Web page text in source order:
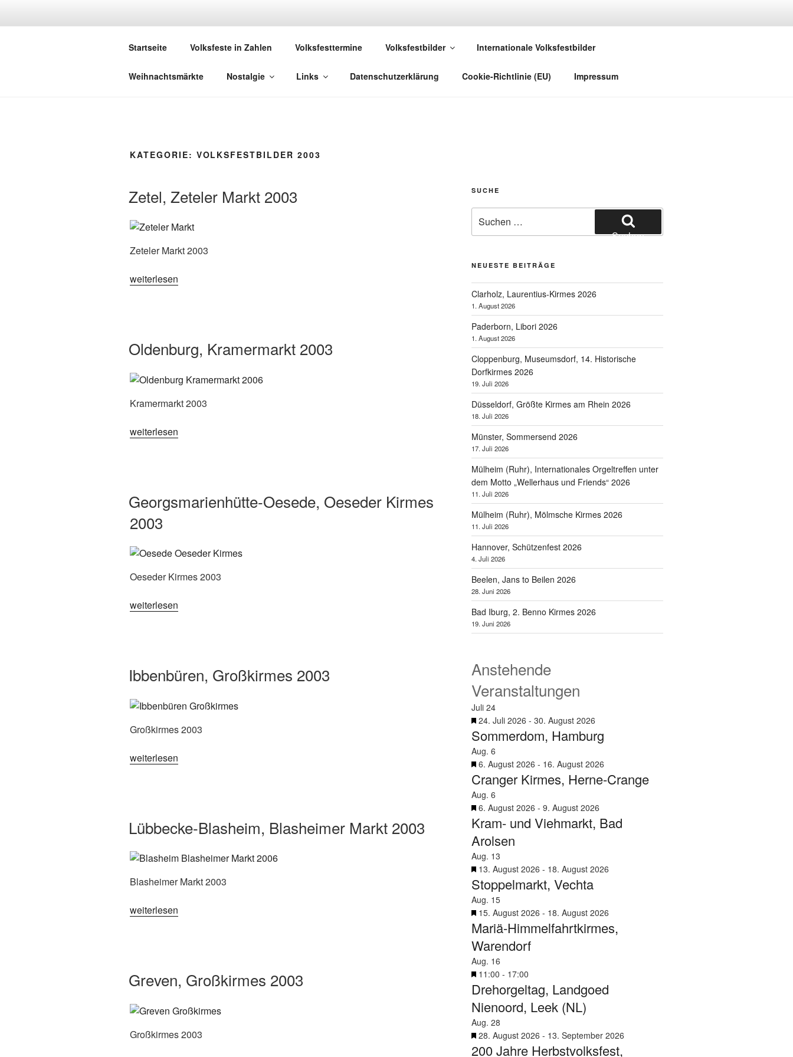
DEUTSCHE VOLKSFESTE
Startseite Volksfeste in Zahlen Volksfesttermine Volksfestbilder Internationale Volksfestbilder
Weihnachtsmärkte Nostalgie Links Datenschutzerklärung Cookie-Richtlinie (EU) Impressum
KATEGORIE: VOLKSFESTBILDER 2003
Zetel, Zeteler Markt 2003
Zeteler Markt 2003
„Zetel,
weiterlesen
Oldenburg, Kramermarkt 2003
Kramermarkt 2003
„Oldenburg,
weiterlesen
Georgsmarienhütte-Oesede, Oeseder Kirmes
2003
Oeseder Kirmes 2003
„Georgsmarienhütte-
weiterlesen
Ibbenbüren, Großkirmes 2003
Großkirmes 2003
„Ibbenbüren,
weiterlesen
Lübbecke-Blasheim, Blasheimer Markt 2003
Blasheimer Markt 2003
„Lübbecke-
weiterlesen
Greven, Großkirmes 2003
Großkirmes 2003
SUCHE
nach:
Suchen
NEUESTE BEITRÄGE
Clarholz, Laurentius-Kirmes 2026
1. August 2026
Paderborn, Libori 2026
1. August 2026
Cloppenburg, Museumsdorf, 14. Historische
Dorfkirmes 2026
19. Juli 2026
Düsseldorf, Größte Kirmes am Rhein 2026
18. Juli 2026
Münster, Sommersend 2026
17. Juli 2026
Mülheim (Ruhr), Internationales Orgeltreffen unter
dem Motto „Wellerhaus und Friends“ 2026
11. Juli 2026
Mülheim (Ruhr), Mölmsche Kirmes 2026
11. Juli 2026
Hannover, Schützenfest 2026
4. Juli 2026
Beelen, Jans to Beilen 2026
28. Juni 2026
Bad Iburg, 2. Benno Kirmes 2026
19. Juni 2026
Anstehende
Veranstaltungen
Juli 24
H
e
v
o
r
g
e
h
o
b
e
n
24. Juli 2026 - 30. August 2026
Sommerdom, Hamburg
Aug. 6
H
e
v
o
r
g
e
h
o
b
e
n
6. August 2026 - 16. August 2026
Cranger Kirmes, Herne-Crange
Aug. 6
H
e
v
o
r
g
e
h
o
b
e
n
6. August 2026 - 9. August 2026
Kram- und Viehmarkt, Bad
Arolsen
Aug. 13
H
e
v
o
r
g
e
h
o
b
e
n
13. August 2026 - 18. August 2026
Stoppelmarkt, Vechta
Aug. 15
H
e
v
o
r
g
e
h
o
b
e
15. August 2026 - 18. August 2026
Mariä-Himmelfahrtkirmes,
Warendorf
Aug. 16
H
e
v
o
r
g
11:00 - 17:00
Drehorgeltag, Landgoed
Nienoord, Leek (NL)
Aug. 28
H
e
28. August 2026 - 13. September 2026
200 Jahre Herbstvolksfest,